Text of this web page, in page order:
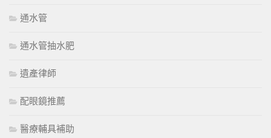
通水管
通水管抽水肥
遺產律師
配眼鏡推薦
醫療輔具補助